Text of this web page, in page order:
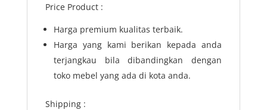
Price Product :
Harga premium kualitas terbaik.
Harga yang kami berikan kepada anda
terjangkau bila dibandingkan dengan
toko mebel yang ada di kota anda.
Shipping :